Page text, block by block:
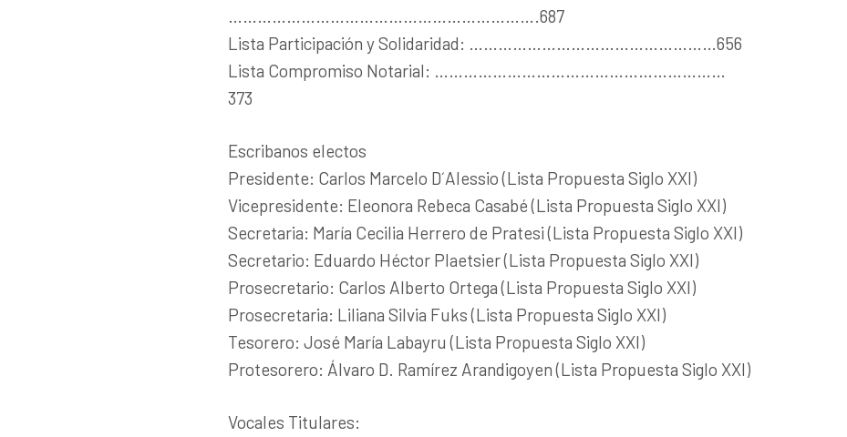
……………………………………………………….687
Lista Participación y Solidaridad: ……………………………………………656
Lista Compromiso Notarial: ……………………………………………………
373
Escribanos electos
Presidente: Carlos Marcelo D´Alessio (Lista Propuesta Siglo XXI)
Vicepresidente: Eleonora Rebeca Casabé (Lista Propuesta Siglo XXI)
Secretaria: María Cecilia Herrero de Pratesi (Lista Propuesta Siglo XXI)
Secretario: Eduardo Héctor Plaetsier (Lista Propuesta Siglo XXI)
Prosecretario: Carlos Alberto Ortega (Lista Propuesta Siglo XXI)
Prosecretaria: Liliana Silvia Fuks (Lista Propuesta Siglo XXI)
Tesorero: José María Labayru (Lista Propuesta Siglo XXI)
Protesorero: Álvaro D. Ramírez Arandigoyen (Lista Propuesta Siglo XXI)
Vocales Titulares: